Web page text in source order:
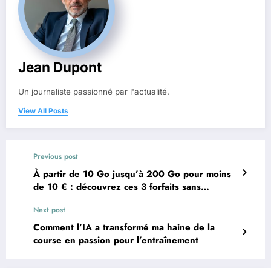
Jean Dupont
Un journaliste passionné par l'actualité.
View All Posts
Previous post
À partir de 10 Go jusqu’à 200 Go pour moins
de 10 € : découvrez ces 3 forfaits sans
Next post
Comment l’IA a transformé ma haine de la
course en passion pour l’entraînement